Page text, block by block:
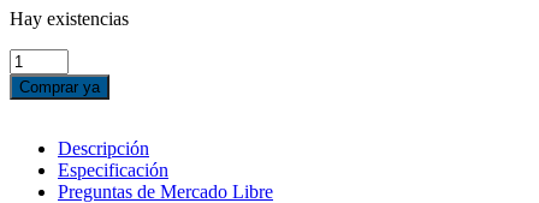
Hay existencias
LAMPARA
DE
TECHO
CUADRADA
90X90
Comprar ya
Descripción
Especificación
Preguntas de Mercado Libre